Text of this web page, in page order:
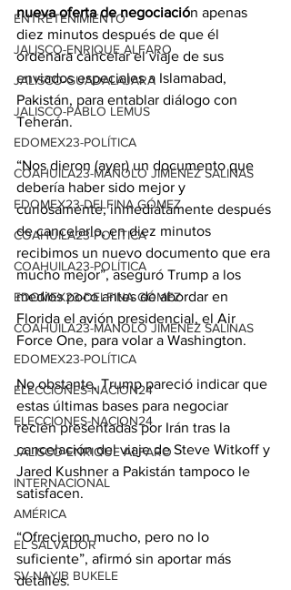
ENTRETENIMIENTO
JALISCO-ENRIQUE ALFARO
JALISCO-GUADALAJARA
JALISCO-PABLO LEMUS
EDOMEX23-POLÍTICA
COAHUILA23-MANOLO JIMÉNEZ SALINAS
EDOMEX23-DELFINA GÓMEZ
COAHUILA23-POLÍTICA
COAHUILA23-POLÍTICA
EDOMEX23-DELFINA GÓMEZ
COAHUILA23-MANOLO JIMÉNEZ SALINAS
EDOMEX23-POLÍTICA
ELECCIONES-NACION24
ELECCIONES-NACION24
JALISCO-ENRIQUE ALFARO
INTERNACIONAL
AMÉRICA
EL SALVADOR
SV-NAYIB BUKELE
nueva oferta de negociación apenas
diez minutos después de que él
ordenara cancelar el viaje de sus
enviados especiales a Islamabad,
Pakistán, para entablar diálogo con
Teherán.
“Nos dieron (ayer) un documento que
debería haber sido mejor y
curiosamente, inmediatamente después
de cancelarlo, en diez minutos
recibimos un nuevo documento que era
mucho mejor”, aseguró Trump a los
medios poco antes de abordar en
Florida el avión presidencial, el Air
Force One, para volar a Washington.
No obstante, Trump pareció indicar que
estas últimas bases para negociar
recién presentadas por Irán tras la
cancelación del viaje de Steve Witkoff y
Jared Kushner a Pakistán tampoco le
satisfacen.
“Ofrecieron mucho, pero no lo
suficiente”, afirmó sin aportar más
detalles.